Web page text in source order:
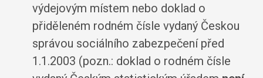
výdejovým místem nebo doklad o
přiděleném rodném čísle vydaný Českou
správou sociálního zabezpečení před
1.1.2003 (pozn.: doklad o rodném čísle